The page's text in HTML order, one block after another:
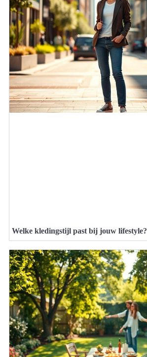
Welke kledingstijl past bij jouw lifestyle?